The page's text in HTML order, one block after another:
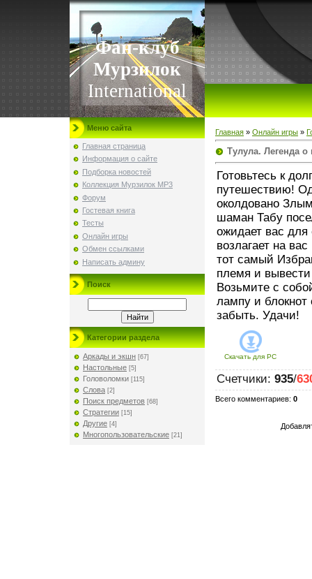
Фан-клуб
Мурзилок
International
Меню сайта
Главная страница
Информация о сайте
Подборка новостей
Коллекция Мурзилок MP3
Форум
Гостевая книга
Тесты
Онлайн игры
Обмен ссылками
Написать админу
Поиск
Категории раздела
Аркады и экшн [67]
Настольные [5]
Головоломки [115]
Слова [2]
Поиск предметов [68]
Стратегии [15]
Другие [4]
Многопользовательские [21]
Главная » Онлайн игры »
Тулула. Легенда о
Готовьтесь к
путешествию!
околдовано
шаман Табу
ожидает вас для
возлагает на
тот самый
племя и вывести
Возьмите с
лампу и блокнот
забыть. Удачи!
Скачать для PC
Счетчики: 935/
Всего комментариев: 0